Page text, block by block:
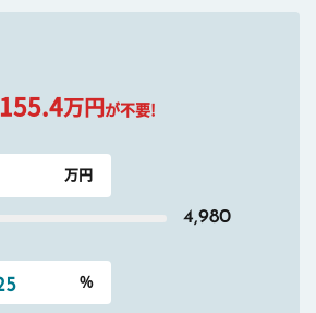
155.4万円 が不要!
4,980